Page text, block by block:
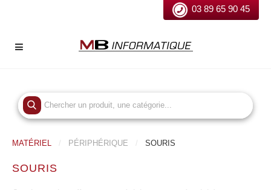
03 89 65 90 45
MATÉRIEL PÉRIPHÉRIQUE SOURIS
SOURIS